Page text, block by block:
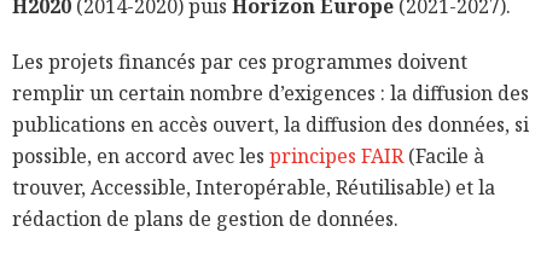
H2020 (2014-2020) puis Horizon Europe (2021-2027).
Les projets financés par ces programmes doivent
remplir un certain nombre d’exigences : la diffusion des
publications en accès ouvert, la diffusion des données, si
possible, en accord avec les principes FAIR(Facile à
trouver, Accessible, Interopérable, Réutilisable) et la
rédaction de plans de gestion de données.